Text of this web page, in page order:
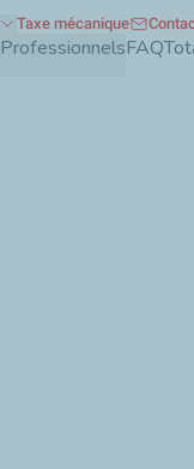
ProfessionnelsFAQ
Taxe mécanique